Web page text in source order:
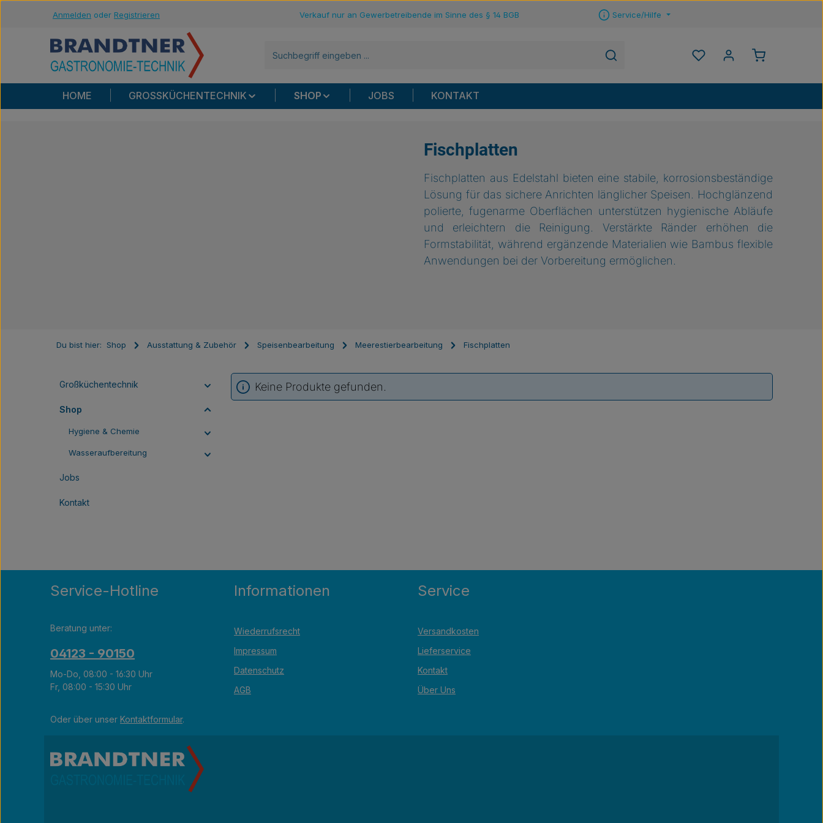
Hauptinhalt springen
Zur Suche springen
Zur Hauptnavigation springen
Anmelden oder Registrieren Verkauf nur an Gewerbetreibende im Sinne des § 14 BGB Service/Hilfe
Du hast 0 Produkte auf
HOME GROSSKÜCHENTECHNIK SHOP JOBS KONTAKT
Fischplatten
Fischplatten aus Edelstahl bieten eine stabile, korrosionsbeständige
Lösung für das sichere Anrichten länglicher Speisen. Hochglänzend
polierte, fugenarme Oberflächen unterstützen hygienische Abläufe
und erleichtern die Reinigung. Verstärkte Ränder erhöhen die
Formstabilität, während ergänzende Materialien wie Bambus flexible
Anwendungen bei der Vorbereitung ermöglichen.
Du bist hier: Shop Ausstattung & Zubehör Speisenbearbeitung Meerestierbearbeitung Fischplatten
Großküchentechnik
Shop
Hygiene & Chemie
Wasseraufbereitung
Jobs
Kontakt
Keine Produkte gefunden.
Service-Hotline
Beratung unter:
04123 - 90150
Mo-Do, 08:00 - 16:30 Uhr
Fr, 08:00 - 15:30 Uhr
Oder über unser Kontaktformular.
Informationen
Wiederrufsrecht
Impressum
Datenschutz
AGB
Service
Versandkosten
Lieferservice
Kontakt
Über Uns